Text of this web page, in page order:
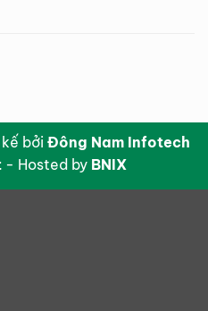
bởi Đông Nam Infotech
- Hosted by BNIX